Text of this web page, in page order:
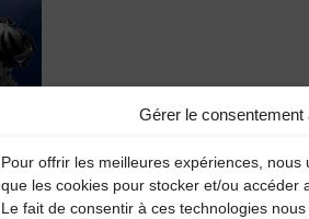
Gérer le consentement
Pour offrir les meilleures expériences,
que les cookies pour stocker et/ou accéder
Le fait de consentir à ces technologies